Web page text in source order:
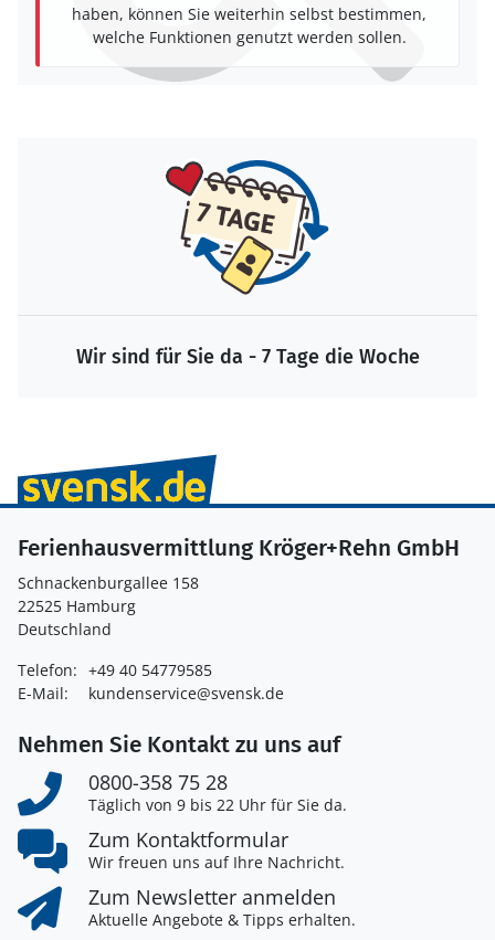
haben, können Sie weiterhin selbst bestimmen,
welche Funktionen genutzt werden sollen.
Wir sind für Sie da - 7 Tage die Woche
Ferienhausvermittlung Kröger+Rehn GmbH
Schnackenburgallee 158
22525 Hamburg
Deutschland
Telefon: +49 40 54779585
E-Mail:
kundenservice@svensk.de
Nehmen Sie Kontakt zu uns auf
0800-358 75 28
Täglich von 9 bis 22 Uhr für Sie da.
Zum Kontaktformular
Wir freuen uns auf Ihre Nachricht.
Zum Newsletter anmelden
Aktuelle Angebote & Tipps erhalten.